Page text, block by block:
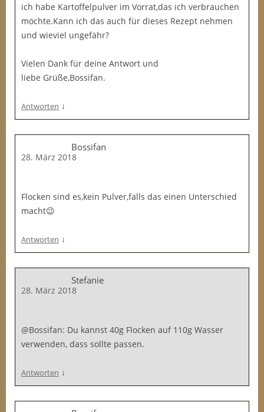
ich habe Kartoffelpulver im Vorrat,das ich verbrauchen
möchte.Kann ich das auch für dieses Rezept nehmen
und wieviel ungefähr?
Vielen Dank für deine Antwort und
liebe Grüße,Bossifan.
Antworten ↓
Bossifan
28. März 2018
Flocken sind es,kein Pulver,falls das einen Unterschied
macht😉
Antworten ↓
Stefanie
28. März 2018
@Bossifan: Du kannst 40g Flocken auf 110g Wasser
verwenden, dass sollte passen.
Antworten ↓